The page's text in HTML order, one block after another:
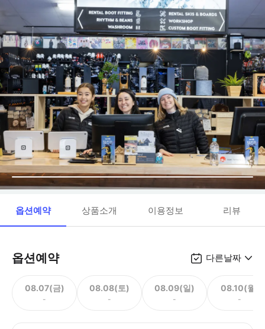
옵션예약 상품소개 이용정보 리뷰
옵션예약 다른날짜
08.07(금)
-
08.08(토)
-
08.09(일)
-
08.10(월)
-